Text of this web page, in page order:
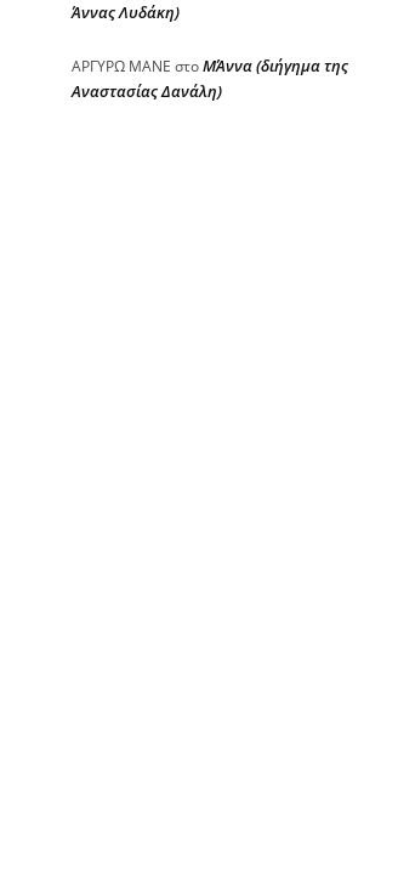
Άννας Λυδάκη)
ΑΡΓΥΡΩ ΜΑΝΕ στοΜΆννα (διήγημα της
Αναστασίας Δανάλη)